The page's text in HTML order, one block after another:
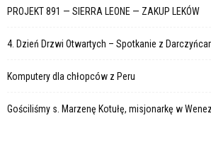
PROJEKT 891 — SIERRA LEONE — ZAKUP LEKÓW
4. Dzień Drzwi Otwartych – Spotkanie z
Komputery dla chłopców z Peru
Gościliśmy s. Marzenę Kotułę, misjonarkę w